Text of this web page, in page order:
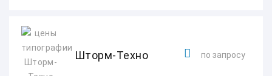
Шторм-Техно по запросу